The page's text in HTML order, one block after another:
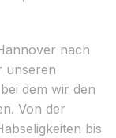
nach
unseren
dem wir den
Von der
bis